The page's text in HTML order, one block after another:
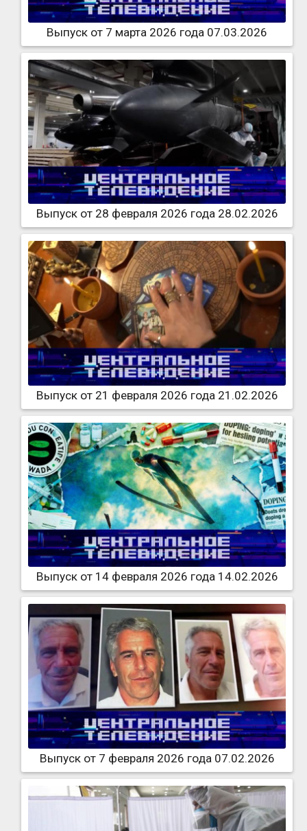
Выпуск от 7 марта 2026 года 07.03.2026
Выпуск от 28 февраля 2026 года 28.02.2026
Выпуск от 21 февраля 2026 года 21.02.2026
Выпуск от 14 февраля 2026 года 14.02.2026
Выпуск от 7 февраля 2026 года 07.02.2026